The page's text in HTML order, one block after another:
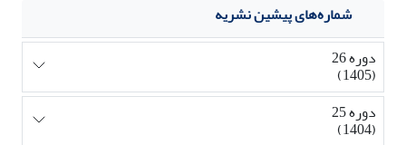
شماره‌های پیشین نشریه
دوره 26
(1405)
دوره 25
(1404)